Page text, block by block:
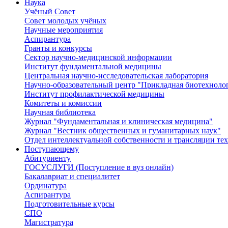
Наука
Учёный Cовет
Совет молодых учёных
Научные мероприятия
Аспирантура
Гранты и конкурсы
Сектор научно-медицинской информации
Институт фундаментальной медицины
Центральная научно-исследовательская лаборатория
Научно-образовательный центр "Прикладная
Институт профилактической медицины
Комитеты и комиссии
Научная библиотека
Журнал "Фундаментальная и клиническая медицина"
Журнал "Вестник общественных и гуманитарных наук"
Отдел интеллектуальной собственности и трансляции
Поступающему
Абитуриенту
ГОСУСЛУГИ (Поступление в вуз онлайн)
Бакалавриат и специалитет
Ординатура
Аспирантура
Подготовительные курсы
СПО
Магистратура